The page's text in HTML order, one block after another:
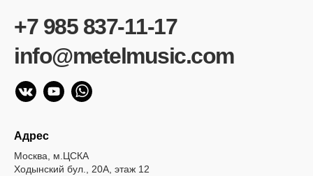
Москва, м.ЦСКА
Ходынский бул., 20А, этаж 12
Адрес
info@metelmusic.com
+7 985 837-11-17